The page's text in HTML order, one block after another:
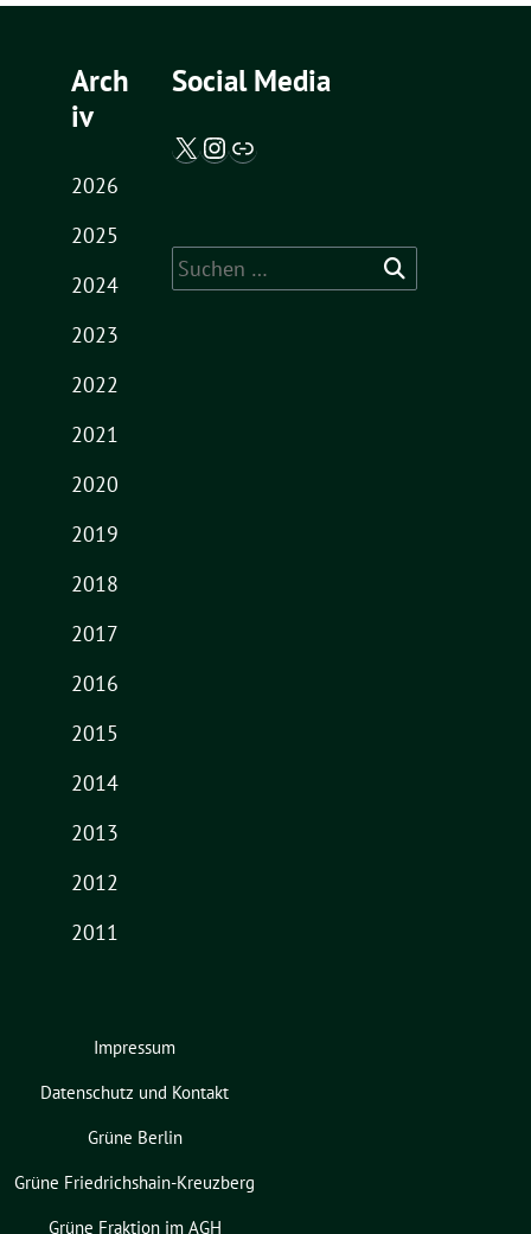
Arch
iv
2026
2025
2024
2023
2022
2021
2020
2019
2018
2017
2016
2015
2014
2013
2012
2011
Social Media
X / Twitter
Instagram
Abgeordnetenwatch
Suche
nach:
Impressum
Datenschutz und Kontakt
Grüne Berlin
Grüne Friedrichshain-Kreuzberg
Grüne Fraktion im AGH